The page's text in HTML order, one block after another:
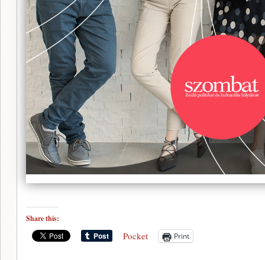
Share this:
Pocket Print